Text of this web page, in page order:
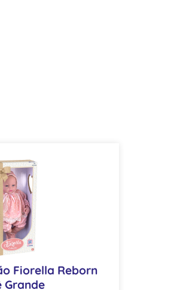
Fiorella Reborn
Grande